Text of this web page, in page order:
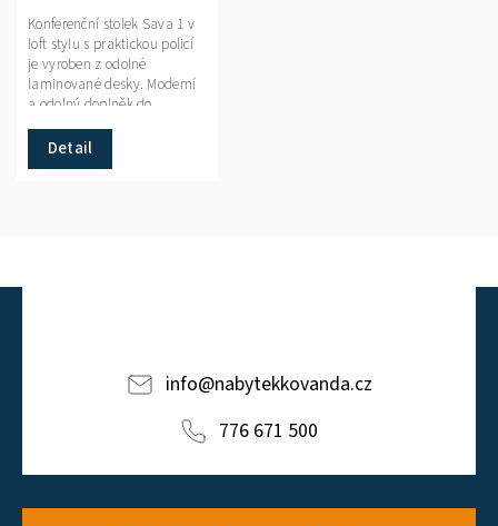
Detail
Konferenční stolek Sava 1 v
loft stylu s praktickou policí
je vyroben z odolné
laminované desky. Moderní
a odolný doplněk do
obýváku, kanceláře či haly.
info@nabytekkovanda.cz
776 671 500